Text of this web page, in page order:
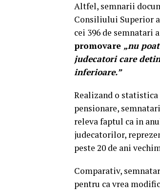
Altfel, semnarii
Consiliului Superior
cei 396 de semnatari
promovare „nu
judecatori care
inferioare.”
Realizand o
pensionare,
releva faptul ca in
judecatorilor,
peste 20 de ani
Comparativ,
pentru ca vrea